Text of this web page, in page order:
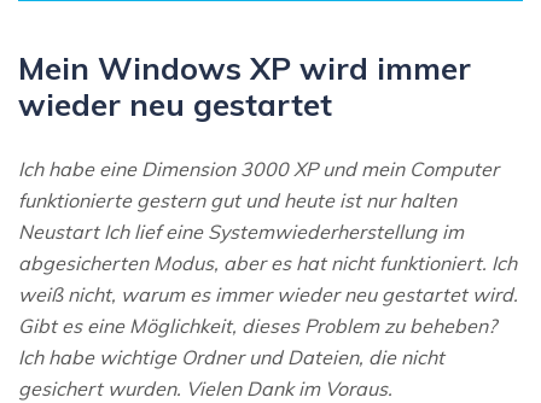
Weitere Produkte
Repairit - Datenreparatur
UBackit - Datensicherung
Mein Windows XP wird immer
wieder neu gestartet
Ich habe eine Dimension 3000 XP und mein Computer
funktionierte gestern gut und heute ist nur halten
Neustart Ich lief eine Systemwiederherstellung im
abgesicherten Modus, aber es hat nicht funktioniert. Ich
weiß nicht, warum es immer wieder neu gestartet wird.
Gibt es eine Möglichkeit, dieses Problem zu beheben?
Ich habe wichtige Ordner und Dateien, die nicht
gesichert wurden. Vielen Dank im Voraus.